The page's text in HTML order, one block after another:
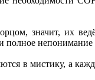
значит, их
непонимание
в мистику, а